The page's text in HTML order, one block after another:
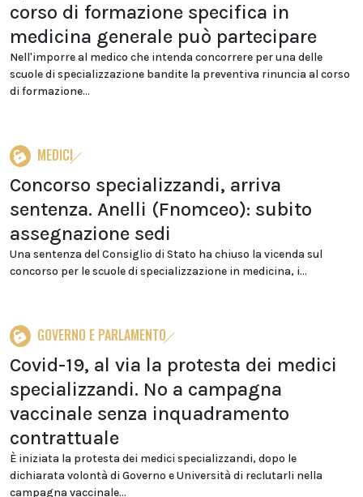
corso di formazione specifica in
medicina generale può partecipare
Nell'imporre al medico che intenda concorrere per una delle
scuole di specializzazione bandite la preventiva rinuncia al corso
di formazione...
MEDICI
Concorso specializzandi, arriva
sentenza. Anelli (Fnomceo): subito
assegnazione sedi
Una sentenza del Consiglio di Stato ha chiuso la vicenda sul
concorso per le scuole di specializzazione in medicina, i...
GOVERNO E PARLAMENTO
Covid-19, al via la protesta dei medici
specializzandi. No a campagna
vaccinale senza inquadramento
contrattuale
È iniziata la protesta dei medici specializzandi, dopo le
dichiarata volontà di Governo e Università di reclutarli nella
campagna vaccinale...